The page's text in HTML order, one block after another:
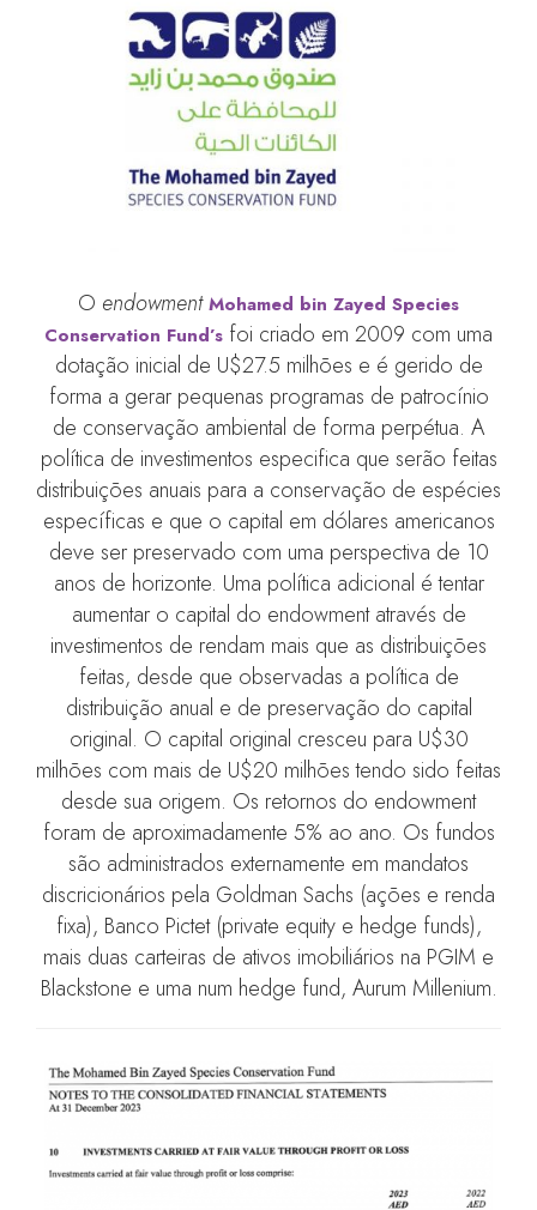
O endowment Mohamed bin Zayed Species
Conservation Fund’s foi criado em 2009 com uma
dotação inicial de U$27.5 milhões e é gerido de
forma a gerar pequenas programas de patrocínio
de conservação ambiental de forma perpétua. A
política de investimentos especifica que serão feitas
distribuições anuais para a conservação de espécies
específicas e que o capital em dólares americanos
deve ser preservado com uma perspectiva de 10
anos de horizonte. Uma política adicional é tentar
aumentar o capital do endowment através de
investimentos de rendam mais que as distribuições
feitas, desde que observadas a política de
distribuição anual e de preservação do capital
original. O capital original cresceu para U$30
milhões com mais de U$20 milhões tendo sido feitas
desde sua origem. Os retornos do endowment
foram de aproximadamente 5% ao ano. Os fundos
são administrados externamente em mandatos
discricionários pela Goldman Sachs (ações e renda
fixa), Banco Pictet (private equity e hedge funds),
mais duas carteiras de ativos imobiliários na PGIM e
Blackstone e uma num hedge fund, Aurum Millenium.